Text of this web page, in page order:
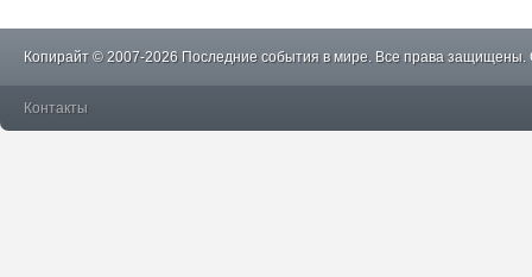
Копирайт © 2007-2026 Последние события в мире. Все права защищены.
Контакты